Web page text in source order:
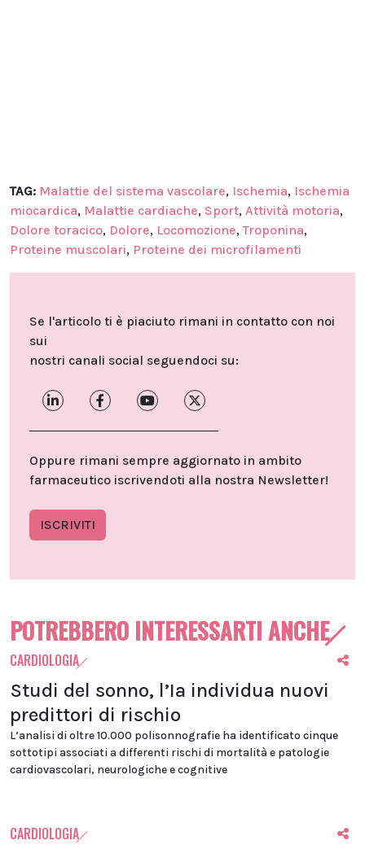
TAG: Malattie del sistema vascolare, Ischemia, Ischemia
miocardica, Malattie cardiache, Sport, Attività motoria,
Dolore toracico, Dolore, Locomozione,Troponina,
Proteine muscolari, Proteine dei microfilamenti
Se l'articolo ti è piaciuto rimani in contatto con noi
sui
nostri canali social seguendoci su:
Oppure rimani sempre aggiornato in ambito
farmaceutico iscrivendoti alla nostra Newsletter!
ISCRIVITI
POTREBBERO INTERESSARTI ANCHE
CARDIOLOGIA
Studi del sonno, l’Ia individua nuovi
predittori di rischio
L’analisi di oltre 10.000 polisonnografie ha identificato cinque
sottotipi associati a differenti rischi di mortalità e patologie
cardiovascolari, neurologiche e cognitive
CARDIOLOGIA